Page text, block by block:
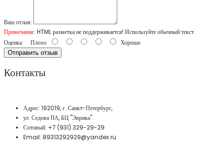
Ваш отзыв:
Примечание: HTML разметка не поддерживается! Используйте обычный текст.
Оценка: Плохо Хорошо
Отправить отзыв
Контакты
Адрес: 192019, г. Санкт-Петербург,
ул. Седова 11А, БЦ "Эврика"
Сотовый: +7 (931) 329-29-29
Email: 89313292929@yandex.ru